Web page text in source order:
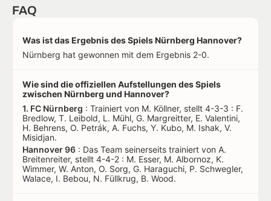
FAQ
Was ist das Ergebnis des Spiels Nürnberg Hannover?
Nürnberg hat gewonnen mit dem Ergebnis 2-0.
Wie sind die offiziellen Aufstellungen des Spiels
zwischen Nürnberg und Hannover?
1. FC Nürnberg : Trainiert von M. Köllner, stellt 4-3-3 : F.
Bredlow, T. Leibold, L. Mühl, G. Margreitter, E. Valentini,
H. Behrens, O. Petrák, A. Fuchs, Y. Kubo, M. Ishak, V.
Misidjan.
Hannover 96 : Das Team seinerseits trainiert von A.
Breitenreiter, stellt 4-4-2 : M. Esser, M. Albornoz, K.
Wimmer, W. Anton, O. Sorg, G. Haraguchi, P. Schwegler,
Walace, I. Bebou, N. Füllkrug, B. Wood.